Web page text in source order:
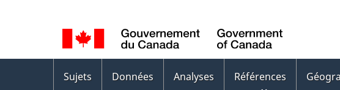
de
la
langue
Canada
des
Sujets Données Analyses Références